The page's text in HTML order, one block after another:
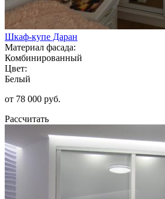
Шкаф-купе Даран
Материал фасада:
Комбинированный
Цвет:
Белый
от 78 000 руб.
Рассчитать